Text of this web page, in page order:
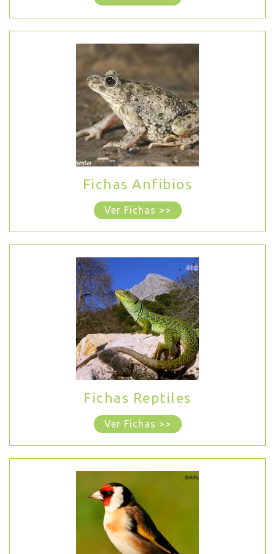
Fichas Anfibios
Ver Fichas >>
Fichas Reptiles
Ver Fichas >>